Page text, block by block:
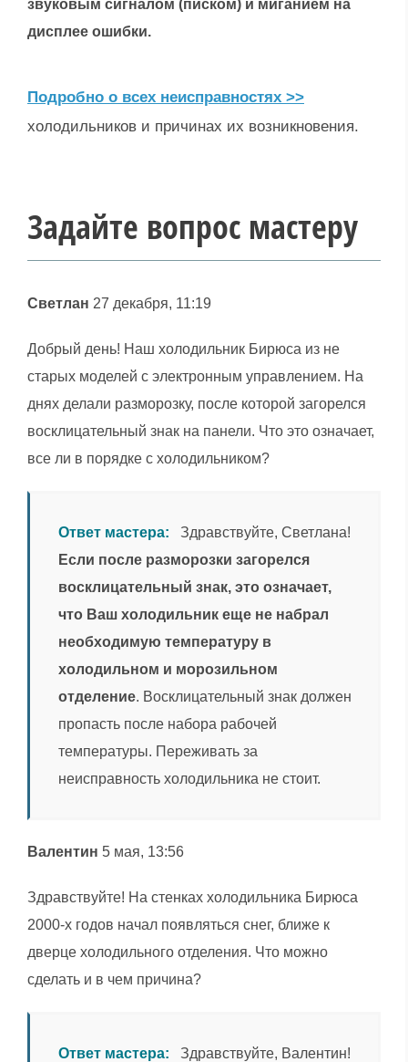
звуковым сигналом (писком) и миганием на
дисплее ошибки.
Подробно о всех неисправностях >>
холодильников и причинах их возникновения.
Задайте вопрос мастеру
Светлан 27 декабря, 11:19
Добрый день! Наш холодильник Бирюса из не
старых моделей с электронным управлением. На
днях делали разморозку, после которой загорелся
восклицательный знак на панели. Что это означает,
все ли в порядке с холодильником?
Ответ мастера: Здравствуйте, Светлана!
Если после разморозки загорелся
восклицательный знак, это означает,
что Ваш холодильник еще не набрал
необходимую температуру в
холодильном и морозильном
отделение. Восклицательный знак должен
пропасть после набора рабочей
температуры. Переживать за
неисправность холодильника не стоит.
Валентин 5 мая, 13:56
Здравствуйте! На стенках холодильника Бирюса
2000-х годов начал появляться снег, ближе к
дверце холодильного отделения. Что можно
сделать и в чем причина?
Ответ мастера: Здравствуйте, Валентин!